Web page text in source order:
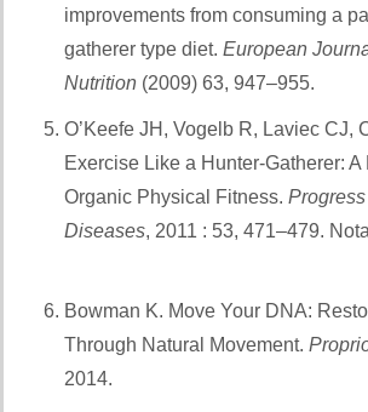
improvements from consuming a
gatherer type diet. European
Nutrition (2009) 63, 947–955.
O’Keefe JH, Vogelb R, Laviec CJ,
Exercise Like a Hunter-Gatherer:
Organic Physical Fitness.
Diseases, 2011 : 53, 471–479.
Bowman K. Move Your DNA:
Through Natural Movement.
2014.